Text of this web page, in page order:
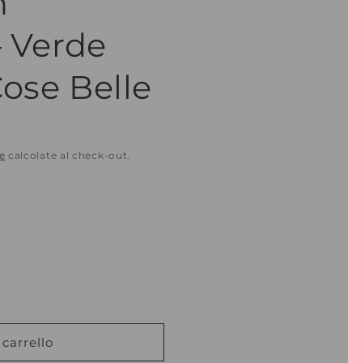
a
f
i
c
Belle
calcolate al check-out.